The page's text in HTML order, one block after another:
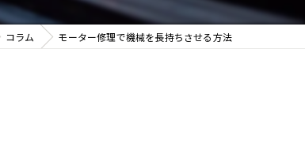
販売
コラム モーター修理で機械を長持ちさせる方法